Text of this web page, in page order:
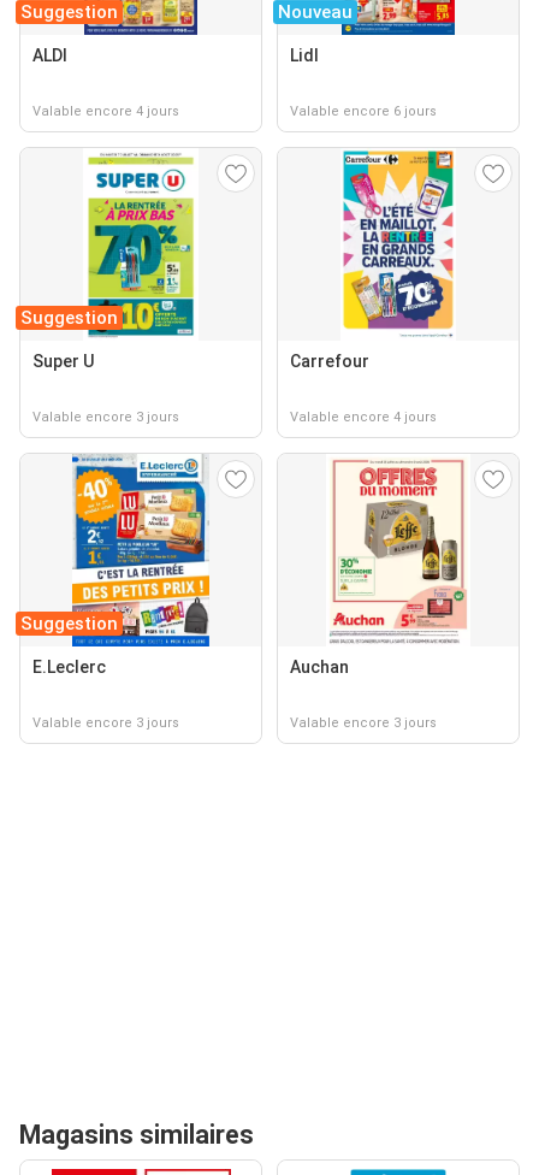
Suggestion
ALDI
Valable encore 4 jours
Nouveau
Lidl
Valable encore 6 jours
Suggestion
Super U
Valable encore 3 jours
Carrefour
Valable encore 4 jours
Suggestion
E.Leclerc
Valable encore 3 jours
Auchan
Valable encore 3 jours
Magasins similaires